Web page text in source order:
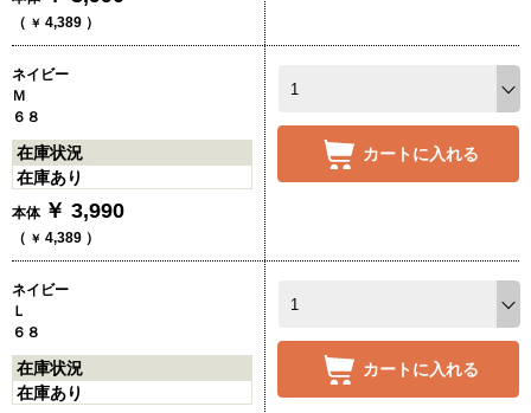
（ ￥ 4,389 ）
ネイビー
Ｍ
６８
在庫状況
在庫あり
本体 ￥ 3,990
（ ￥ 4,389 ）
カートに入れる
ネイビー
Ｌ
６８
在庫状況
在庫あり
カートに入れる